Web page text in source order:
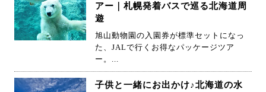
アー｜札幌発着バスで巡る北海道周
遊
旭山動物園の入園券が標準セットになっ
た、JALで行くお得なパッケージツア
ー。...
子供と一緒にお出かけ♪北海道の水